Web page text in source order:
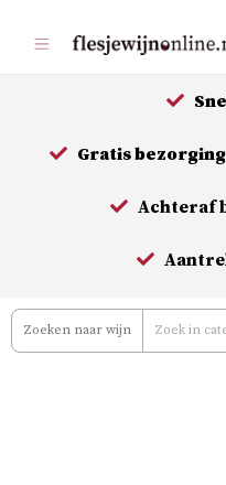
naar
de
Gratis
Achteraf